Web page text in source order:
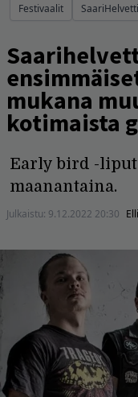
Festivaalit SaariHelvetti
mukana
kotimaista
Early bird -
maanantaina.
Julkaistu: 9.12.2022 20:30